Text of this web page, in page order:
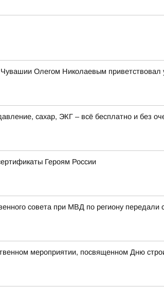
Олегом Николаевым приветствовал
сахар, ЭКГ – всё бесплатно и без
Героям России
совета при МВД по региону
мероприятии, посвященном Дню